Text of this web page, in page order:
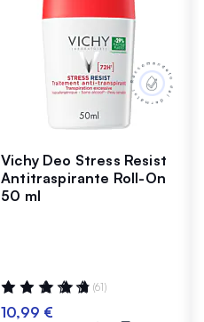
Vichy Deo Stress Resist
Antitraspirante Roll-On
50 ml
Valutazione:
98%
(61)
10,99 €